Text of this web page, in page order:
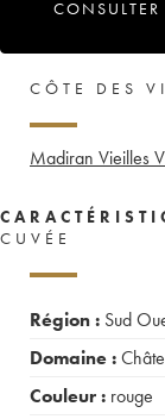
CÔTE DES
Madiran Vieilles
CUVÉE
Région : Sud
Domaine :
Couleur : rouge